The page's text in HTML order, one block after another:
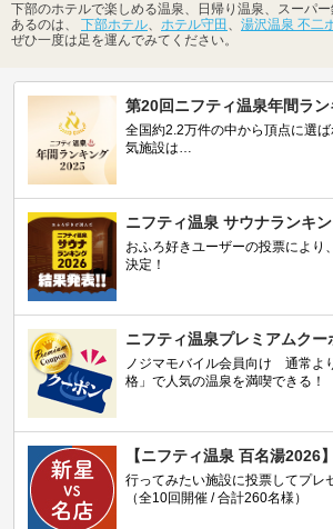
下部のホテルで楽しめる温泉、日帰り温泉、スーパ
あるのは、 下部ホテル、 ホテル守田 、 湯沢温泉 不二
ぜひ一度は足を運んでみてください。
第20回ニフティ温泉年間ラ
全国約2.2万件の中から頂点に選
気施設は…
ニフティ温泉 サウナランキ
おふろ好きユーザーの投票により
決定！
ニフティ温泉プレミアムクー
ノジマモバイル会員向け 通常よ
格」で人気の温泉を満喫できる！
【ニフティ温泉 百名湯2026】
行ってみたい施設に投票してプレ
（全10回開催 / 合計260名様）